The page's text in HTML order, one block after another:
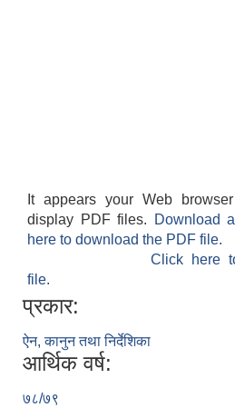
It appears your Web
display PDF files.
Download
here to download the PDF file.
Click here
file.
प्रकार:
ऐन, कानुन तथा निर्देशिका
आर्थिक वर्ष:
७८/७९